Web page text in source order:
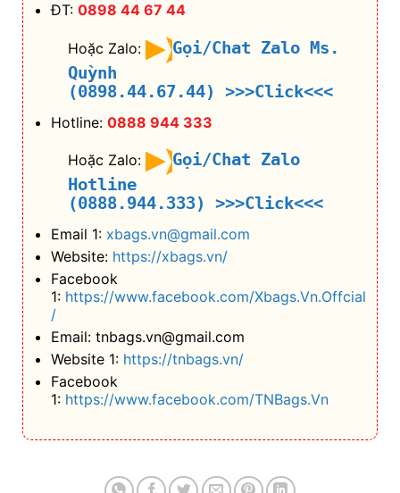
ĐT: 0898 44 67 44
Hoặc Zalo:
Gọi/Chat Zalo Ms.
Quỳnh
(0898.44.67.44)
>>>Click<<<
Hotline: 0888 944 333
Hoặc Zalo:
Gọi/Chat Zalo
Hotline
(0888.944.333)
>>>Click<<<
Email 1: xbags.vn@gmail.com
Website: https://xbags.vn/
Facebook
1: https://www.facebook.com/Xbags.Vn.Offcial
/
Email: tnbags.vn@gmail.com
Website 1: https://tnbags.vn/
Facebook
1: https://www.facebook.com/TNBags.Vn